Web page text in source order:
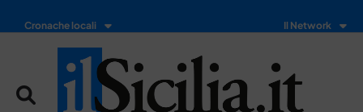
Cronache locali Il Network